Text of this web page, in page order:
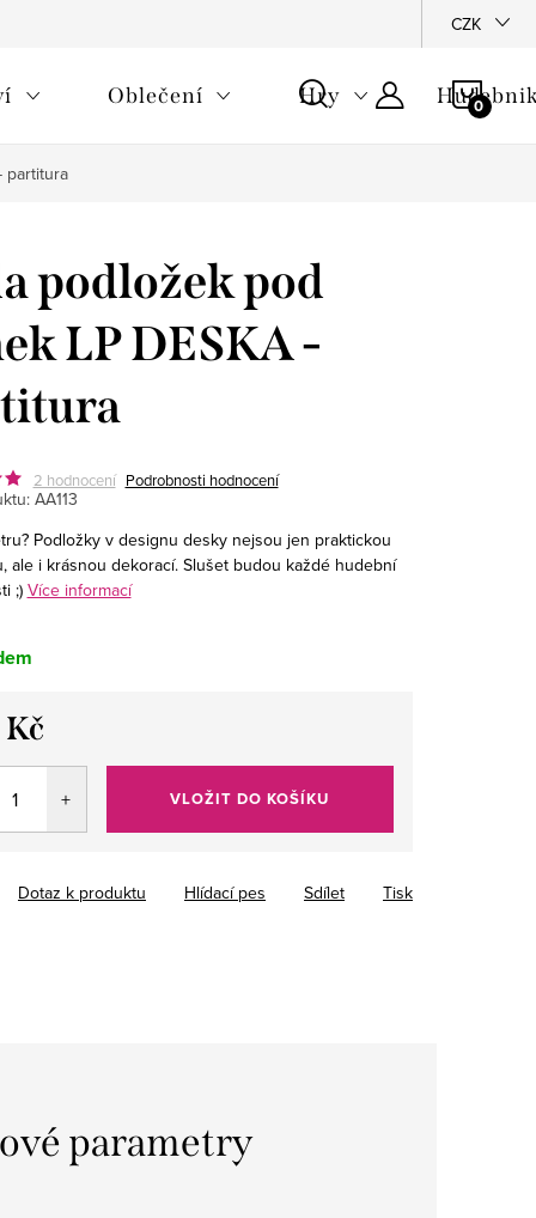
CZK
Oblečení Hry
partitura
podložek pod
LP DESKA -
2 hodnocení Podrobnosti hodnocení
AA113
Podložky v designu desky nejsou jen praktickou
ale i krásnou dekorací. Slušet budou každé hudební
;) Více informací
VLOŽIT DO KOŠÍKU
Tisk
Dotaz k produktu Hlídací pes Sdílet
parametry